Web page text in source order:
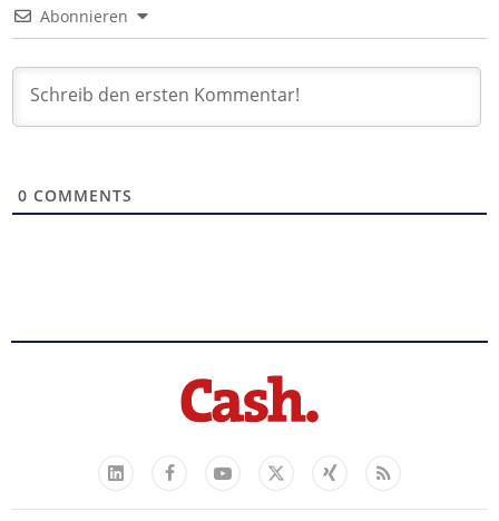
Abonnieren
0 COMMENTS
LinkedIn
FacebookYouTube
X
Xing Feed